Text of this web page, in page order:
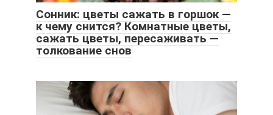
Сонник: цветы сажать в горшок —
к чему снится? Комнатные цветы,
сажать цветы, пересаживать —
толкование снов